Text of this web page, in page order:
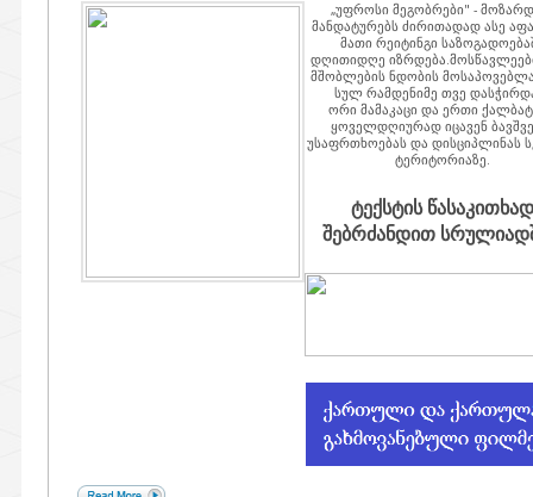
„უფროსი მეგობრები" -
მანდატურებს ძირითადად ასე
მათი რეიტინგი
დღითიდღე
მშობლების ნდობის
სულ რამდენიმე თვე
ორი მამაკაცი და ერთი
ყოველდღიურად იცავენ
უსაფრთხოებას და დისციპლინას
ტერიტორიაზე.
ტექსტის წასაკითხად
შებრძანდით